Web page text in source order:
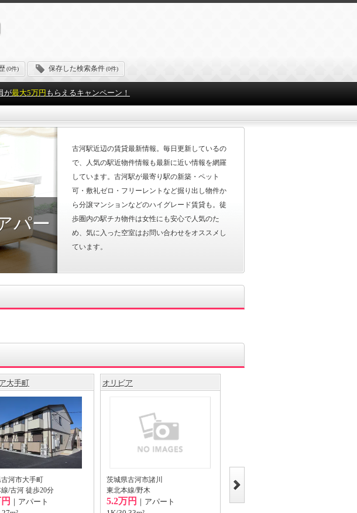
(0件) 保存した検索条件(0件)
が最大5万円 もらえるキャンペーン！
パー
古河駅近辺の賃貸最新情報。毎日更新しているの
で、人気の駅近物件情報も最新に近い情報を網羅
しています。古河駅が最寄り駅の新築・ペット
可・敷礼ゼロ・フリーレントなど掘り出し物件か
ら分譲マンションなどのハイグレード賃貸も。徒
歩圏内の駅チカ物件は女性にも安心で人気のた
め、気に入った空室はお問い合わせをオススメし
ています。
大手町
河市大手町
/古河 徒歩20分
｜アパート
オリビア
茨城県古河市諸川
東北本線/野木
5.2万円 ｜アパート
茨城県古河市本町1丁目
湘南新宿ライン宇須/古河 徒歩2分
7.7万円